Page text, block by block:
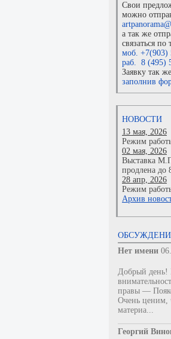
Свои
можно
а так же
связаться по
моб. +7(903)
раб. 8 (495)
Заявку так
заполнив
НОВОСТИ
13 мая, 2026
Режим
02 мая, 2026
Выставка
продлена до
28 апр, 2026
Режим
Архив
Нет имени
Добрый день!
правы —
Очень ценим,
материа...
Георгий